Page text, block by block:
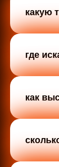
какую
где
как